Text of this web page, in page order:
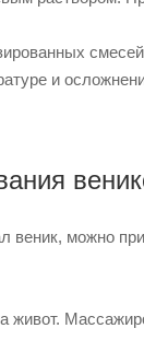
и
веник, можно